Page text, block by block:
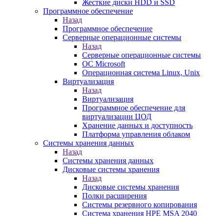
Жесткие диски HDD и SSD
Программное обеспечение
Назад
Программное обеспечение
Серверные операционные системы
Назад
Серверные операционные системы
ОС Microsoft
Операционная система Linux, Unix
Виртуализация
Назад
Виртуализация
Программное обеспечение для
виртуализации ЦОД
Хранение данных и доступность
Платформа управления облаком
Системы хранения данных
Назад
Системы хранения данных
Дисковые системы хранения
Назад
Дисковые системы хранения
Полки расширения
Системы резервного копирования
Система хранения HPE MSA 2040